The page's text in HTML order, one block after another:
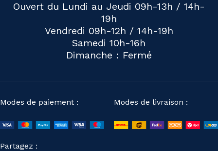
Ouvert du Lundi au Jeudi 09h-13h / 14h-
19h
Vendredi 09h-12h / 14h-19h
Samedi 10h-16h
Dimanche : Fermé
Modes de paiement : Modes de livraison :
Partagez :